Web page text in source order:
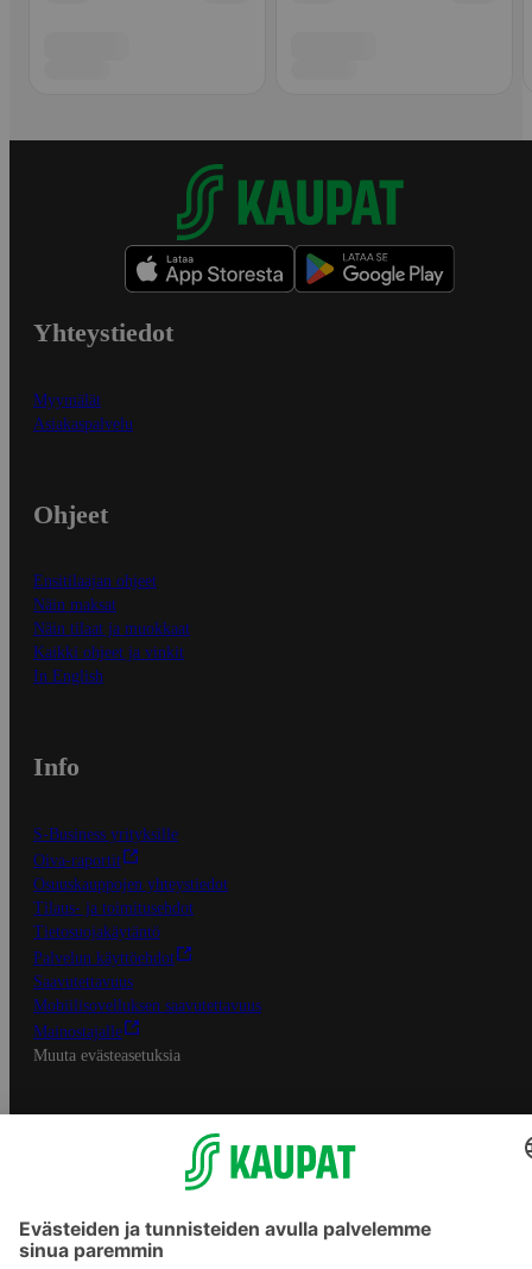
Yhteystiedot
Myymälät
Asiakaspalvelu
Ohjeet
Ensitilaajan ohjeet
Näin maksat
Näin tilaat ja muokkaat
Kaikki ohjeet ja vinkit
In English
Info
S-Business yrityksille
Oiva-raportit
Osuuskauppojen yhteystiedot
Tilaus- ja toimitusehdot
Tietosuojakäytäntö
Palvelun käyttöehdot
Saavutettavuus
Mobiilisovelluksen saavutettavuus
Mainostajalle
Muuta evästeasetuksia
S-ryhmän palvelut
Asiakasomistajuus